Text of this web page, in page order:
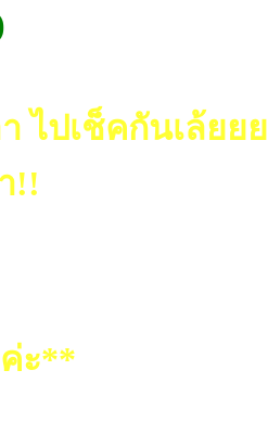
ไปเช็คกันเล้ยยย
!!
ะ**